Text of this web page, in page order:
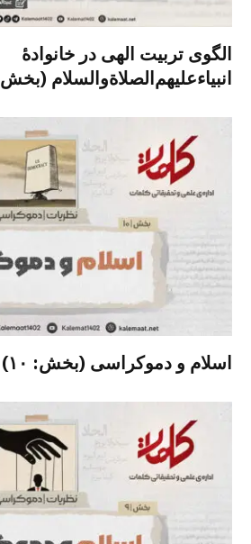
الگوی تربیت الهی در خانوادۀ
انبیاءعلیهم‌الصلاةو‌السلام (بخش ۱۱۳)
اسلام و دموکراسی (بخش: ۱۰)